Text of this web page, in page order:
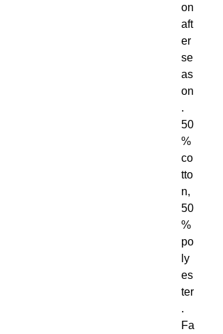
on
aft
er
se
as
on
.
50
%
co
tto
n,
50
%
po
ly
es
ter
.
Fa